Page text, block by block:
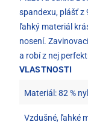
spandexu, plášť z
ľahký materiál
nosení.
a robí z nej
VLASTNOSTI
Materiál: 82 %
Vzdušné, ľahké